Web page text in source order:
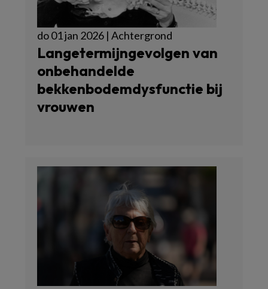
do 01 jan 2026 | Achtergrond
Langetermijngevolgen van
onbehandelde
bekkenbodemdysfunctie bij
vrouwen